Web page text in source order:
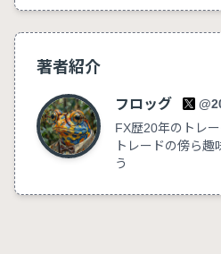
著者紹介
フロッグ
FX歴20年のトレ
トレードの傍ら
う